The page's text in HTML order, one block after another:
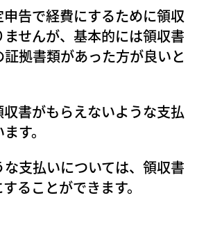
申告で経費にするために領収
せんが、基本的には領収書
拠書類があった方が良いと
書がもらえないような支払
す。
支払いについては、領収書
ることができます。